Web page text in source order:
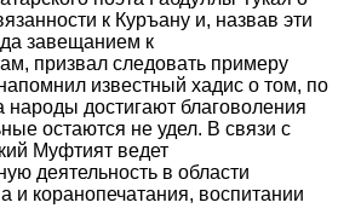
к Куръану и, назвав эти
завещанием к
призвал следовать примеру
известный хадис о том, по
народы достигают благоволения
остаются не удел. В связи с
Муфтият ведет
деятельность в области
и коранопечатания, воспитании